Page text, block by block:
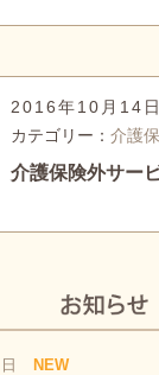
2016年10月14日
カテゴリー：介護
介護保険外サー
NEW